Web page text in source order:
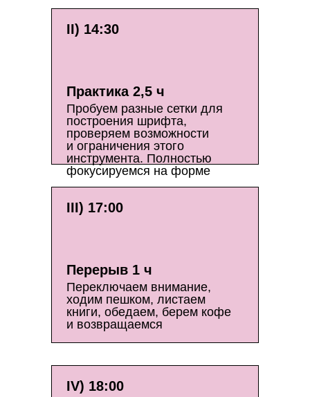
IV) 18:00
Переключаем внимание,
ходим пешком, листаем
книги, обедаем, берем кофе
и возвращаемся
III) 17:00
Перерыв 1 ч
Пробуем разные сетки для
построения шрифта,
проверяем возможности
и ограничения этого
инструмента. Полностью
фокусируемся на форме
II) 14:30
Практика 2,5 ч